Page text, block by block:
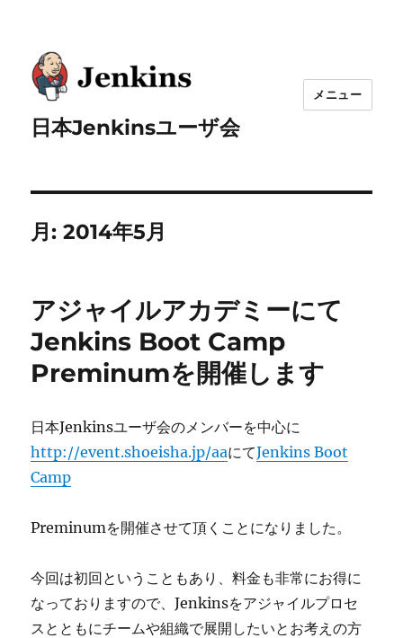
日本Jenkinsユーザ会
メニュー
月:2014年5月
アジャイルアカデミーにて
Jenkins Boot Camp
Preminumを開催します
日本Jenkinsユーザ会のメンバーを中心に
http://event.shoeisha.jp/aaにてJenkins Boot
Camp
Preminumを開催させて頂くことになりました。
今回は初回ということもあり、料金も非常にお得に
なっておりますので、Jenkinsをアジャイルプロセ
スとともにチームや組織で展開したいとお考えの方